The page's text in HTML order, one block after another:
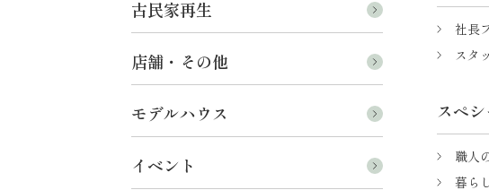
古民家再生
店舗・その他
モデルハウス
イベント
社長
スタ
スペ
職人
暮ら